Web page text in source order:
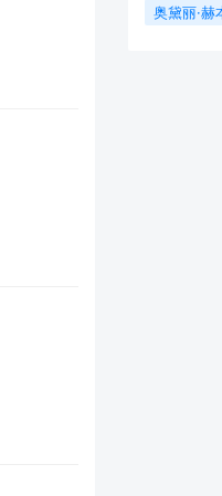
奥黛丽·赫